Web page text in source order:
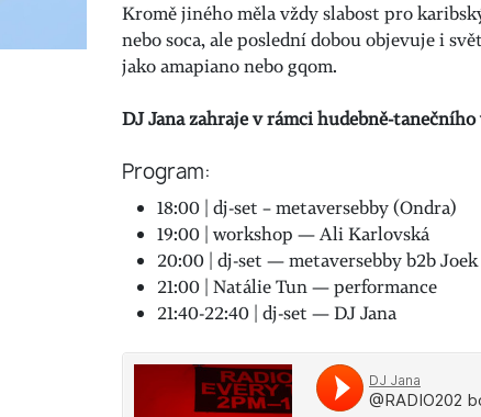
Kromě jiného měla vždy slabost pro
nebo soca, ale poslední dobou objevuje i
jako amapiano nebo gqom.
DJ Jana zahraje v rámci hudebně-tanečního
Program:
18:00 | dj-set – metaversebby (Ondra)
19:00 | workshop — Ali Karlovská
20:00 | dj-set — metaversebby b2b Joek
21:00 | Natálie Tun — performance
21:40-22:40 | dj-set — DJ Jana